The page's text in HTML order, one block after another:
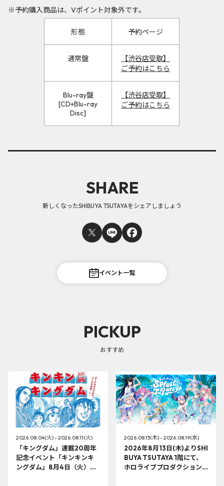
※予約購入商品は、Vポイント対象外です。
形態 予約ページ
通常盤
【渋谷店受取】
ご予約はこちら
Blu-ray盤
[CD+Blu-ray
Disc]
【渋谷店受取】
ご予約はこちら
SHARE
新しくなったSHIBUYA TSUTAYAをシェアしましょう
イベント一覧
PICKUP
おすすめ
2026.08.04(火) - 2026.08.11(火)
「キングダム」連載20周年
記念イベント「キンキンキ
ングダム」8月4日（火）よ
2026.08.13(木) - 2026.08.19(水)
2026年8月13日(木)よりSHI
BUYA TSUTAYA 1階にて、
ホロライブプロダクション